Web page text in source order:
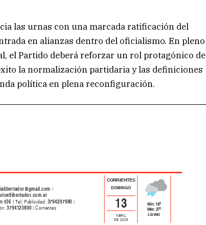
las urnas con una marcada ratificación del
en alianzas dentro del oficialismo. En pleno
el Partido deberá reforzar un rol protagónico de
la normalización partidaria y las definiciones
política en plena reconfiguración.